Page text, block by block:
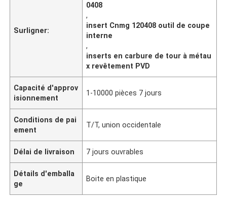
Surligner:
0408
,
insert Cnmg 120408 outil de coupe
interne
,
inserts en carbure de tour à métau
x revêtement PVD
Capacité d'approv
isionnement
1-10000 pièces 7 jours
Conditions de pai
ement
T/T, union occidentale
Délai de livraison 7 jours ouvrables
Détails d'emballa
ge
Boite en plastique